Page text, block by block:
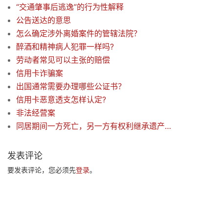
“交通肇事后逃逸”的行为性解释
公告送达的意思
怎么确定涉外离婚案件的管辖法院？
醉酒和精神病人犯罪一样吗?
劳动者常见可以主张的赔偿
信用卡诈骗案
出国通常需要办理哪些公证书？
信用卡恶意透支怎样认定?
非法经营案
同居期间一方死亡，另一方有权利继承遗产吗？
发表评论
要发表评论，您必须先登录。